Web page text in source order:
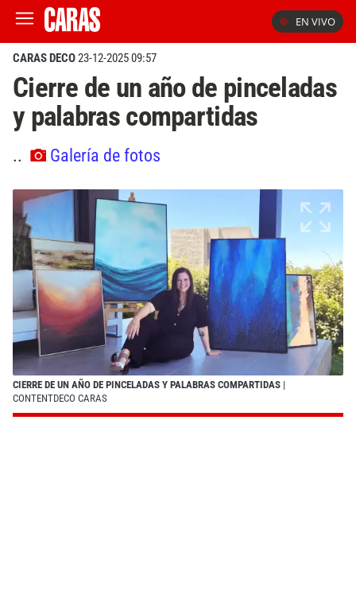
EN VIVO
CARAS DECO23-12-2025 09:57
Cierre de un año de pinceladas
y palabras compartidas
.. Galería de fotos
CIERRE DE UN AÑO DE PINCELADAS Y PALABRAS COMPARTIDAS |
CONTENTDECO CARAS